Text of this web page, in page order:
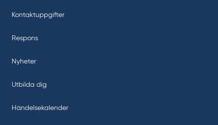
Kontaktuppgifter
Respons
Nyheter
Utbilda dig
Händelsekalender